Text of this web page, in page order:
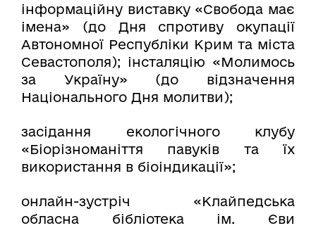
інформаційну виставку «Свобода має
імена» (до Дня спротиву окупації
Автономної Республіки Крим та міста
Севастополя); інсталяцію «Молимось
за Україну» (до відзначення
Національного Дня молитви);
засідання екологічного клубу
«Біорізноманіття павуків та їх
використання в біоіндикації»;
онлайн-зустріч «Клайпедська
обласна бібліотека ім. Єви